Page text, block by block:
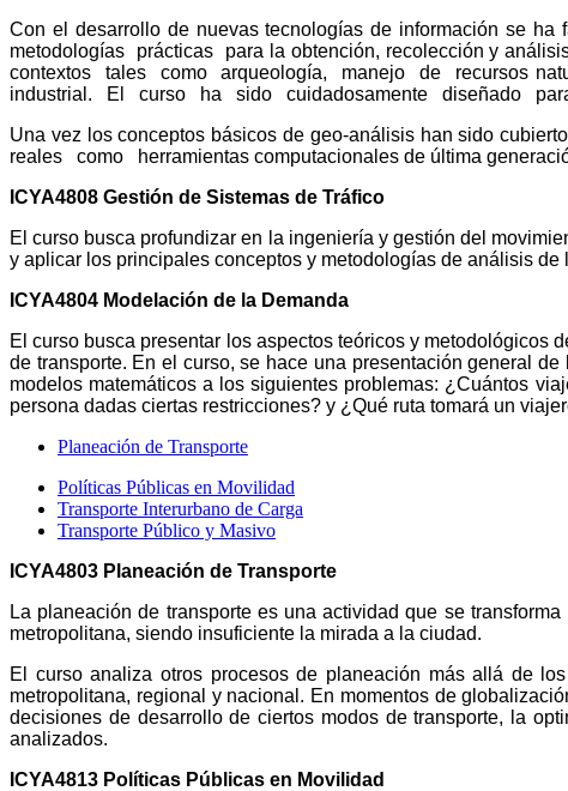
Con el desarrollo de nuevas tecnologías de información se
metodologías prácticas para la obtención, recolección y
contextos tales como arqueología, manejo de recursos
industrial. El curso ha sido cuidadosamente diseñado
Una vez los conceptos básicos de geo-análisis han sido
reales como herramientas computacionales de última
ICYA4808 Gestión de Sistemas de Tráfico
El curso busca profundizar en la ingeniería y gestión del
y aplicar los principales conceptos y metodologías de análisis de
ICYA4804 Modelación de la Demanda
El curso busca presentar los aspectos teóricos y
de transporte. En el curso, se hace una presentación general
modelos matemáticos a los siguientes problemas: ¿Cuántos
persona dadas ciertas restricciones? y ¿Qué ruta tomará un
Planeación de Transporte
Políticas Públicas en Movilidad
Transporte Interurbano de Carga
Transporte Público y Masivo
ICYA4803 Planeación de Transporte
La planeación de transporte es una actividad que se
metropolitana, siendo insuficiente la mirada a la ciudad.
El curso analiza otros procesos de planeación más allá de
metropolitana, regional y nacional. En momentos de
decisiones de desarrollo de ciertos modos de transporte, la
analizados.
ICYA4813 Políticas Públicas en Movilidad